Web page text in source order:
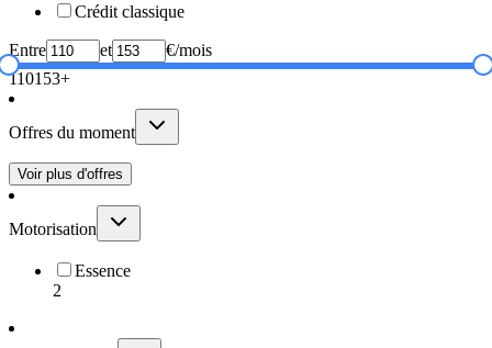
Crédit classique
Entre et
€/mois
110153+
Offres du moment
Voir plus d'offres
Motorisation
Essence
2